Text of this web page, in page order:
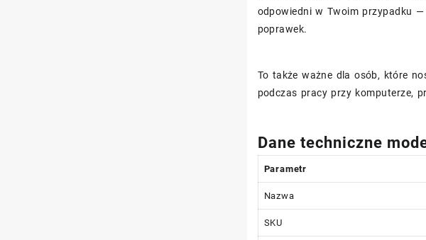
odpowiedni w Twoim przypadku —
poprawek.
To także ważne dla osób, które
podczas pracy przy komputerze,
Dane techniczne
Parametr
Nazwa
SKU